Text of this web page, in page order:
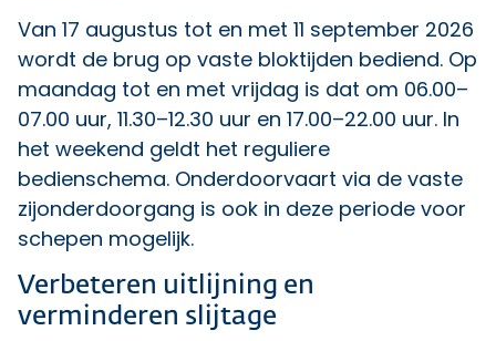
Van 17 augustus tot en met 11 september 2026
wordt de brug op vaste bloktijden bediend. Op
maandag tot en met vrijdag is dat om 06.00–
07.00 uur, 11.30–12.30 uur en 17.00–22.00 uur. In
het weekend geldt het reguliere
bedienschema. Onderdoorvaart via de vaste
zijonderdoorgang is ook in deze periode voor
schepen mogelijk.
Verbeteren uitlijning en
verminderen slijtage